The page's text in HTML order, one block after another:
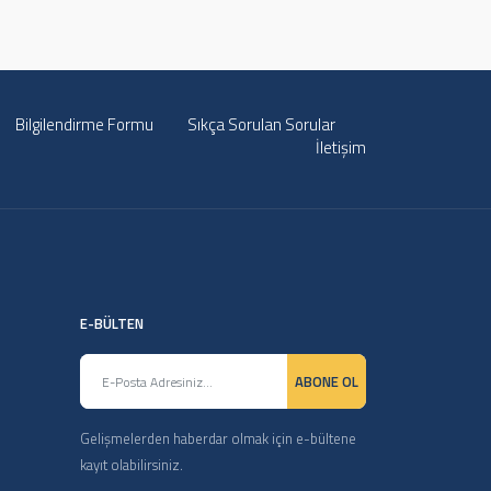
Bilgilendirme Formu
Sıkça Sorulan Sorular
İletişim
E-BÜLTEN
ABONE OL
Gelişmelerden haberdar olmak için e-bültene
kayıt olabilirsiniz.